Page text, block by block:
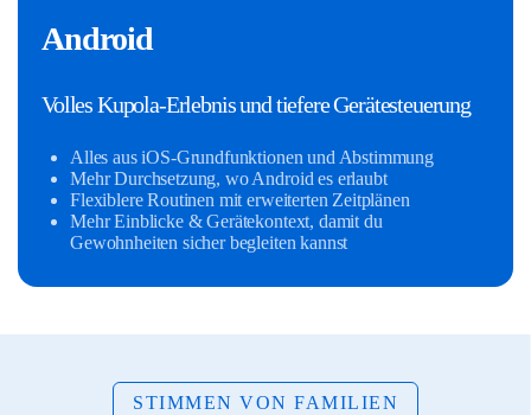
Android
Volles Kupola-Erlebnis und tiefere Gerätesteuerung
Alles aus iOS-Grundfunktionen und Abstimmung
Mehr Durchsetzung, wo Android es erlaubt
Flexiblere Routinen mit erweiterten Zeitplänen
Mehr Einblicke & Gerätekontext, damit du
Gewohnheiten sicher begleiten kannst
STIMMEN VON FAMILIEN